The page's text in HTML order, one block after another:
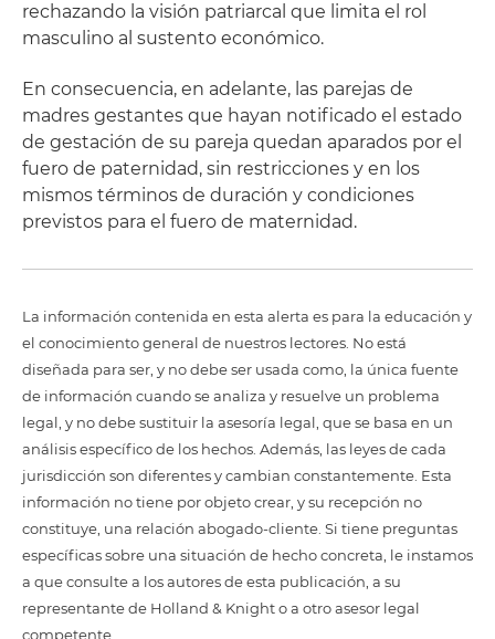
rechazando la visión patriarcal que limita el rol
masculino al sustento económico.
En consecuencia, en adelante, las parejas de
madres gestantes que hayan notificado el estado
de gestación de su pareja quedan aparados por el
fuero de paternidad, sin restricciones y en los
mismos términos de duración y condiciones
previstos para el fuero de maternidad.
La información contenida en esta alerta es para la educación y
el conocimiento general de nuestros lectores. No está
diseñada para ser, y no debe ser usada como, la única fuente
de información cuando se analiza y resuelve un problema
legal, y no debe sustituir la asesoría legal, que se basa en un
análisis específico de los hechos. Además, las leyes de cada
jurisdicción son diferentes y cambian constantemente. Esta
información no tiene por objeto crear, y su recepción no
constituye, una relación abogado-cliente. Si tiene preguntas
específicas sobre una situación de hecho concreta, le instamos
a que consulte a los autores de esta publicación, a su
representante de Holland & Knight o a otro asesor legal
competente.